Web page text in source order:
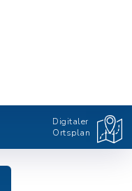
Digitaler
Ortsplan